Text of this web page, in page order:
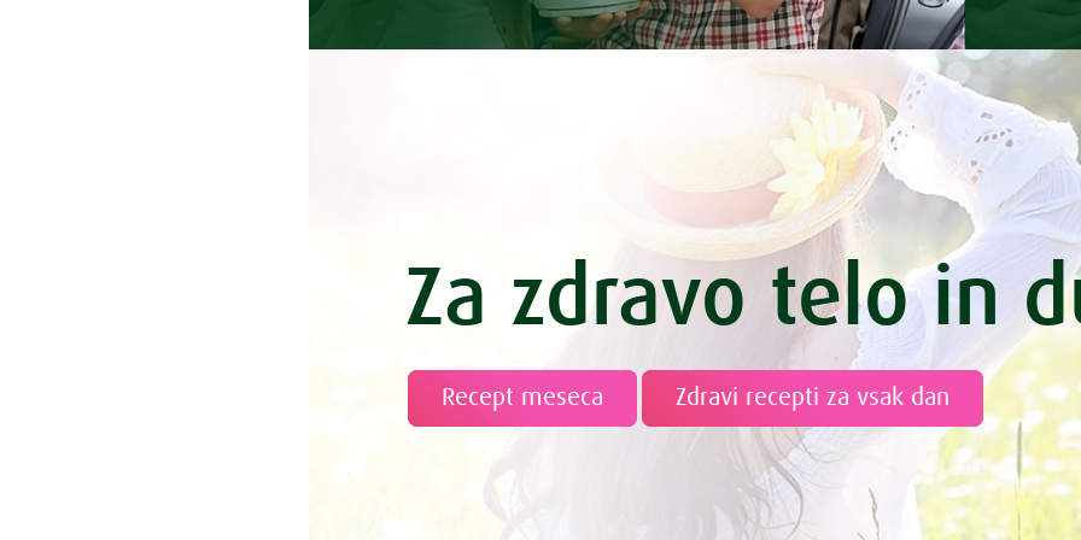
Čemaževo maslo z limono
Čevapčiči z zelenjavo – piknik svaljki
Chia puding z jabolkom in mandlji
Chia puding z mangom in kokosom
Čičerikin kari s špinačo
Čičerikin namaz s konopljo
Čičerikina enolončnica s kitajskim zeljem
Čičerikina enolončnica z brokolijem
Čičerikina omaka z bučkami in korenčkom
Čičerikina spomladanska divja rižota
Za zdravo telo in
Recept meseca Zdravi recepti za vsak dan